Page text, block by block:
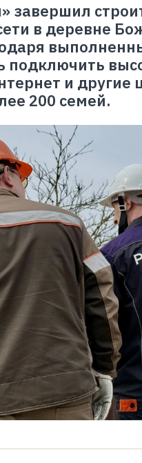
завершил
в деревне
подключить
и другие
200 семей.